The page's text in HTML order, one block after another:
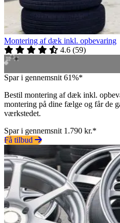
Montering af dæk inkl. opbevaring
4.6 (59)
Spar i gennemsnit 61%*
Bestil montering af dæk inkl.
montering på dine fælge og får de
værkstedet.
Spar i gennemsnit 1.790 kr.*
Få tilbud